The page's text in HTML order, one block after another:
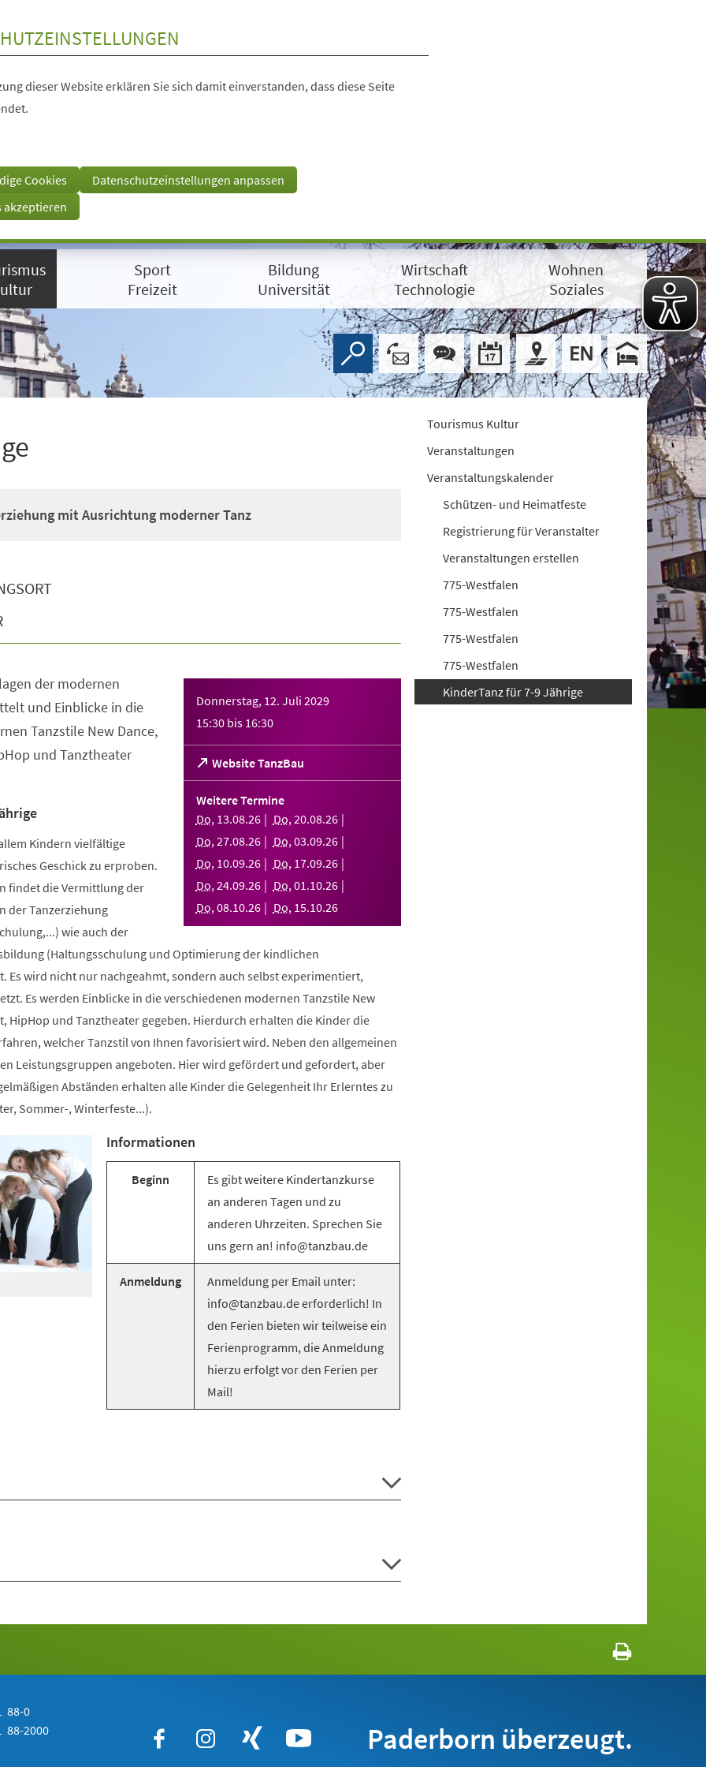
dieser Website erklären Sie sich damit einverstanden, dass diese Seite
Cookies
Datenschutzeinstellungen anpassen
akzeptieren
Sport
Freizeit
Bildung
Universität
Wirtschaft
Technologie
Wohnen
Soziales
mit Ausrichtung moderner Tanz
Donnerstag, 12. Juli 2029
15:30 bis 16:30
Website TanzBau
(Öffnet
in
einem
Tab)
Weitere Termine
Do, 13.08.26 Do,20.08.26
Do,27.08.26 Do,03.09.26
Do, 10.09.26 Do, 17.09.26
Do,24.09.26 Do,01.10.26
Do,08.10.26 Do, 15.10.26
der modernen
und Einblicke in die
Tanzstile New Dance,
und Tanztheater
Kindern vielfältige
Geschick zu erproben.
findet die Vermittlung der
der Tanzerziehung
wie auch der
(Haltungsschulung und Optimierung der kindlichen
Es wird nicht nur nachgeahmt, sondern auch selbst experimentiert,
Es werden Einblicke in die verschiedenen modernen Tanzstile New
HipHop und Tanztheater gegeben. Hierdurch erhalten die Kinder die
welcher Tanzstil von Ihnen favorisiert wird. Neben den allgemeinen
Leistungsgruppen angeboten. Hier wird gefördert und gefordert, aber
Abständen erhalten alle Kinder die Gelegenheit Ihr Erlerntes zu
Sommer-, Winterfeste...).
Informationen
Beginn
Es gibt weitere Kindertanzkurse
an anderen Tagen und zu
anderen Uhrzeiten. Sprechen Sie
uns gern an! info@tanzbau.de
Anmeldung
Anmeldung per Email unter:
info@tanzbau.de erforderlich! In
den Ferien bieten wir teilweise ein
Ferienprogramm, die Anmeldung
hierzu erfolgt vor den Ferien per
Mail!
Tourismus Kultur
Veranstaltungen
Veranstaltungskalender
Schützen- und Heimatfeste
Registrierung für Veranstalter
Veranstaltungen erstellen
775-Westfalen
775-Westfalen
775-Westfalen
775-Westfalen
KinderTanz für 7-9 Jährige
88-0
88-2000 Paderborn überzeugt.